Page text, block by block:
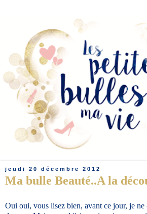
jeudi 20 décembre 2012
Ma bulle Beauté..A la
Oui oui, vous lisez bien, avant ce jour, je ne